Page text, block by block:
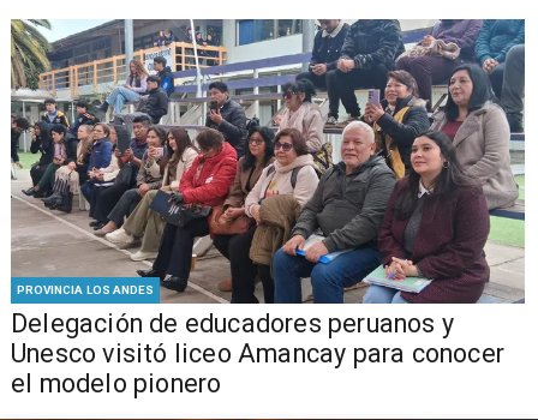
PROVINCIA LOS ANDES
Delegación de educadores peruanos y
Unesco visitó liceo Amancay para conocer
el modelo pionero